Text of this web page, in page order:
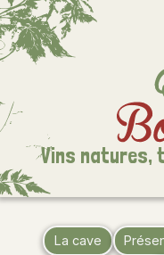
Vins natures,
La cave